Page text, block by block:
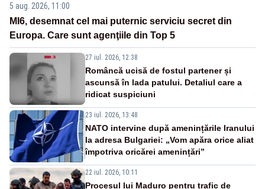
5 aug. 2026, 11:00
MI6, desemnat cel mai puternic serviciu secret din
Europa. Care sunt agenţiile din Top 5
27 iul. 2026, 12:38
Româncă ucisă de fostul partener și
ascunsă în lada patului. Detaliul care a
ridicat suspiciuni
23 iul. 2026, 13:48
NATO intervine după amenințările Iranului
la adresa Bulgariei: „Vom apăra orice aliat
împotriva oricărei amenințări”
22 iul. 2026, 10:11
Procesul lui Maduro pentru trafic de